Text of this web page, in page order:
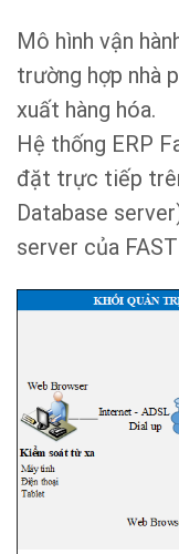
Mô hình vận
trường hợp nhà
xuất hàng hóa.
Hệ thống ERP
đặt trực tiếp
Database
server của